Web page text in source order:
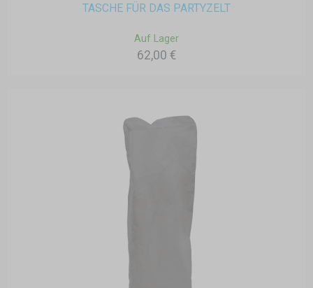
TASCHE FÜR DAS PARTYZELT
Auf Lager
62,00 €